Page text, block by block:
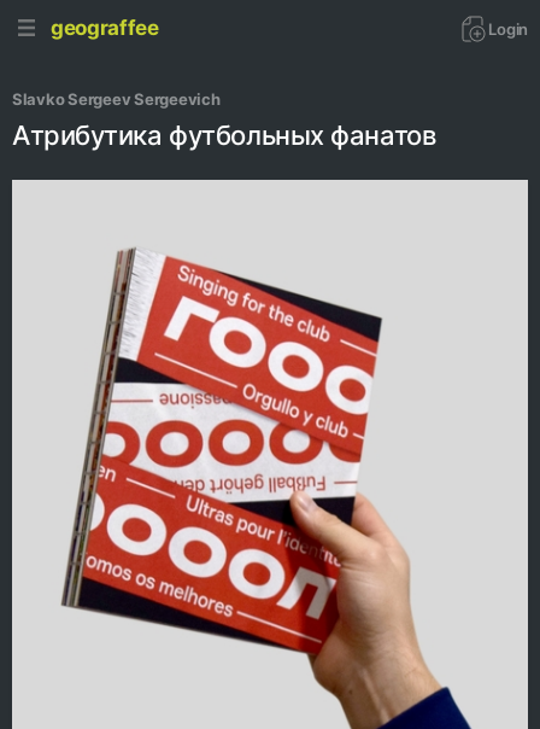
geograffee Login
Slavko Sergeev Sergeevich
Атрибутика футбольных фанатов